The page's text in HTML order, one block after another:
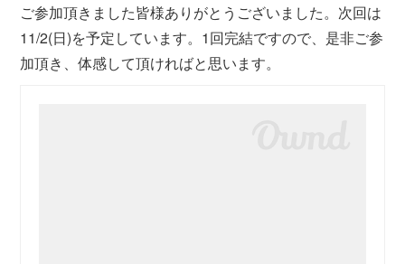
ご参加頂きました皆様ありがとうございました。次回は
11/2(日)を予定しています。1回完結ですので、是非ご参
加頂き、体感して頂ければと思います。